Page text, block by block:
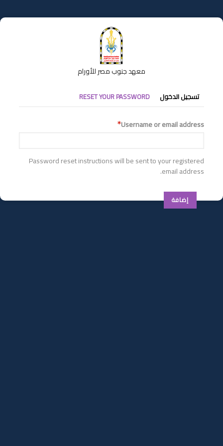
إلى
المحتوى
معهد جنوب مصر للأورام
التبويبات
الأساسية
تسجيل الدخول RESET YOUR PASSWORD
Username or email address
Password reset instructions will be sent to your registered
email address.